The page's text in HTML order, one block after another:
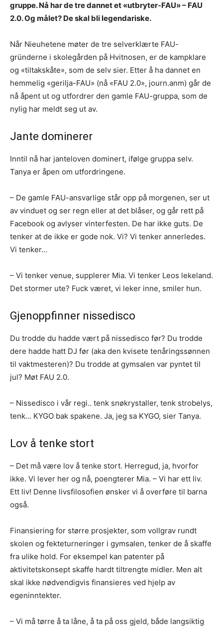
gruppe. Nå har de tre dannet et «utbryter-FAU» – FAU
2.0. Og målet? De skal bli legendariske.
Når Nieuhetene møter de tre selverklærte FAU-
gründerne i skolegården på Hvitnosen, er de kampklare
og «tiltakskåte», som de selv sier. Etter å ha dannet en
hemmelig «gerilja-FAU» (nå «FAU 2.0», journ.anm) går de
nå åpent ut og utfordrer den gamle FAU-gruppa, som de
nylig har meldt seg ut av.
Jante dominerer
Inntil nå har janteloven dominert, ifølge gruppa selv.
Tanya er åpen om utfordringene.
– De gamle FAU-ansvarlige står opp på morgenen, ser ut
av vinduet og ser regn eller at det blåser, og går rett på
Facebook og avlyser vinterfesten. De har ikke guts. De
tenker at de ikke er gode nok. Vi? Vi tenker annerledes.
Vi tenker…
– Vi tenker venue, supplerer Mia. Vi tenker Leos lekeland.
Det stormer ute? Fuck været, vi leker inne, smiler hun.
Gjenoppfinner nissedisco
Du trodde du hadde vært på nissedisco før? Du trodde
dere hadde hatt DJ før (aka den kvisete tenåringssønnen
til vaktmesteren)? Du trodde at gymsalen var pyntet til
jul? Møt FAU 2.0.
– Nissedisco i vår regi.. tenk snøkrystaller, tenk strobelys,
tenk… KYGO bak spakene. Ja, jeg sa KYGO, sier Tanya.
Lov å tenke stort
– Det må være lov å tenke stort. Herregud, ja, hvorfor
ikke. Vi lever her og nå, poengterer Mia. – Vi har ett liv.
Ett liv! Denne livsfilosofien ønsker vi å overføre til barna
også.
Finansiering for større prosjekter, som vollgrav rundt
skolen og fekteturneringer i gymsalen, tenker de å skaffe
fra ulike hold. For eksempel kan patenter på
aktivitetskonsept skaffe hardt tiltrengte midler. Men alt
skal ikke nødvendigvis finansieres ved hjelp av
egeninntekter.
– Vi må tørre å ta låne, å ta på oss gjeld, både langsiktig